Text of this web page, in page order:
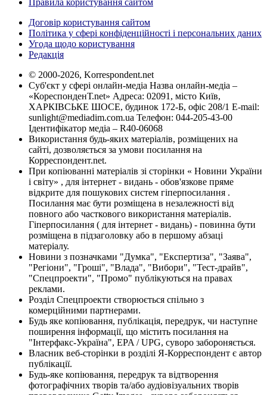
Правила користування сайтом
Договір користування сайтом
Політика у сфері конфіденційності і персональних даних
Угода щодо користування
Редакція
© 2000-2026, Korrespondent.net
Суб'єкт у сфері онлайн-медіа Назва онлайн-медіа –
«КореспонденТ.net» Адреса: 02091, місто Київ,
ХАРКІВСЬКЕ ШОСЕ, будинок 172-Б, офіс 208/1 E-mail:
sunlight@mediadim.com.ua Телефон: 044-205-43-00
Ідентифікатор медіа – R40-06068
Використання будь-яких матеріалів, розміщених на
сайті, дозволяється за умови посилання на
Корреспондент.net.
При копіюванні матеріалів зі сторінки « Новини України
і світу» , для інтернет - видань - обов'язкове пряме
відкрите для пошукових систем гіперпосилання .
Посилання має бути розміщена в незалежності від
повного або часткового використання матеріалів.
Гіперпосилання ( для інтернет - видань) - повинна бути
розміщена в підзаголовку або в першому абзаці
матеріалу.
Новини з позначками "Думка", "Експертиза", "Заява",
"Регіони", "Гроші", "Влада", "Вибори", "Тест-драйв",
"Спецпроекти", "Промо" публікуються на правах
реклами.
Розділ Спецпроекти створюється спільно з
комерційними партнерами.
Будь яке копіювання, публікація, передрук, чи наступне
поширення інформації, що містить посилання на
"Інтерфакс-Україна", EPA / UPG, суворо забороняється.
Власник веб-сторінки в розділі Я-Корреспондент є автор
публікації.
Будь-яке копіювання, передрук та відтворення
фотографічних творів та/або аудіовізуальних творів